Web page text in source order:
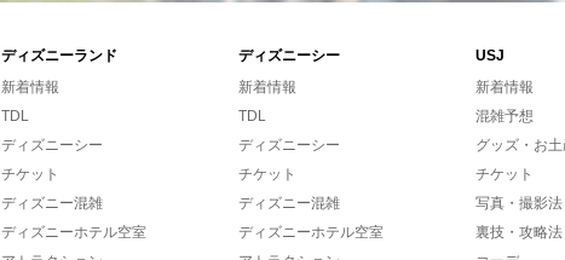
ディズニーランド ディズニーシー
USJ
新着情報
TDL
ディズニーシー
チケット
ディズニー混雑
ディズニーホテル空室
新着情報
TDL
ディズニーシー
チケット
ディズニー混雑
ディズニーホテル空室
新着情報
混雑予想
グッズ・お
チケット
写真・撮影法
裏技・攻略法